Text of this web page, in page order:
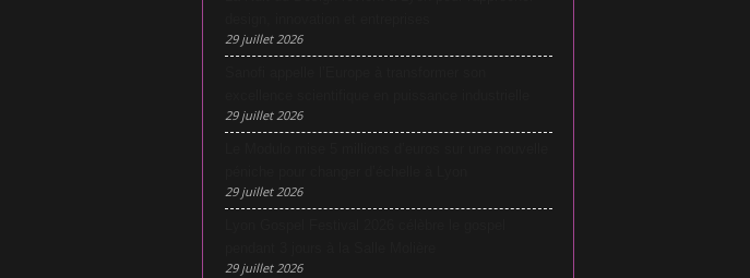
29 juillet 2026
29 juillet 2026
29 juillet 2026
29 juillet 2026